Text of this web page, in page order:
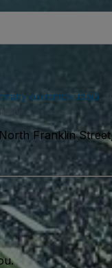
osobních údajů.
Franklin